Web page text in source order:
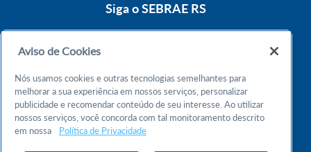
Siga o SEBRAE RS
Atendimento 24h
Chame no WhatsApp
Aviso de Cookies
Nós usamos cookies e outras tecnologias semelhantes para
melhorar a sua experiência em nossos serviços, personalizar
publicidade e recomendar conteúdo de seu interesse. Ao utilizar
nossos serviços, você concorda com tal monitoramento descrito
em nossa
Política de Privacidade